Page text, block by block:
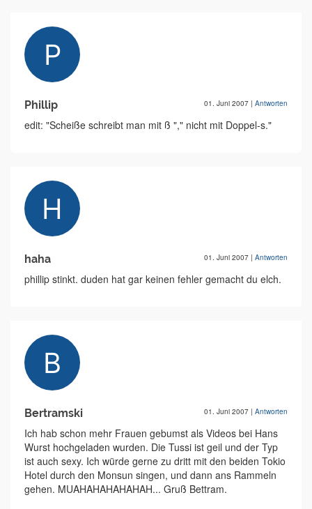
Phillip 01. Juni 2007 | Antworten
edit: "Scheiße schreibt man mit ß "," nicht mit Doppel-s."
haha 01. Juni 2007 | Antworten
phillip stinkt. duden hat gar keinen fehler gemacht du elch.
Bertramski 01. Juni 2007 | Antworten
Ich hab schon mehr Frauen gebumst als Videos bei Hans
Wurst hochgeladen wurden. Die Tussi ist geil und der Typ
ist auch sexy. Ich würde gerne zu dritt mit den beiden Tokio
Hotel durch den Monsun singen, und dann ans Rammeln
gehen. MUAHAHAHAHAHAH... Gruß Bettram.